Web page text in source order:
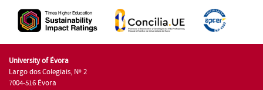
University of Évora
Largo dos Colegiais, Nº 2
7004-516 Évora